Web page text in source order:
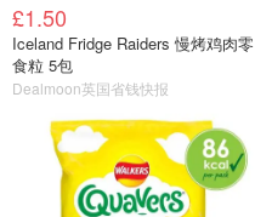
£1.50
Iceland Fridge Raiders 慢烤鸡肉零
食粒 5包
Dealmoon英国省钱快报